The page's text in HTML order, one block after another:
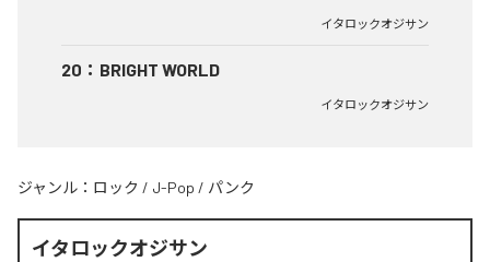
イタロックオジサン
20 ： BRIGHT WORLD
イタロックオジサン
ジャンル： ロック / J-Pop / パンク
イタロックオジサン